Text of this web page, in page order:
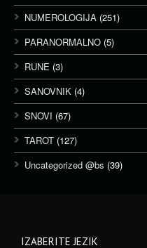
NUMEROLOGIJA (251)
PARANORMALNO (5)
RUNE (3)
SANOVNIK (4)
SNOVI (67)
TAROT (127)
Uncategorized @bs (39)
IZABERITE JEZIK